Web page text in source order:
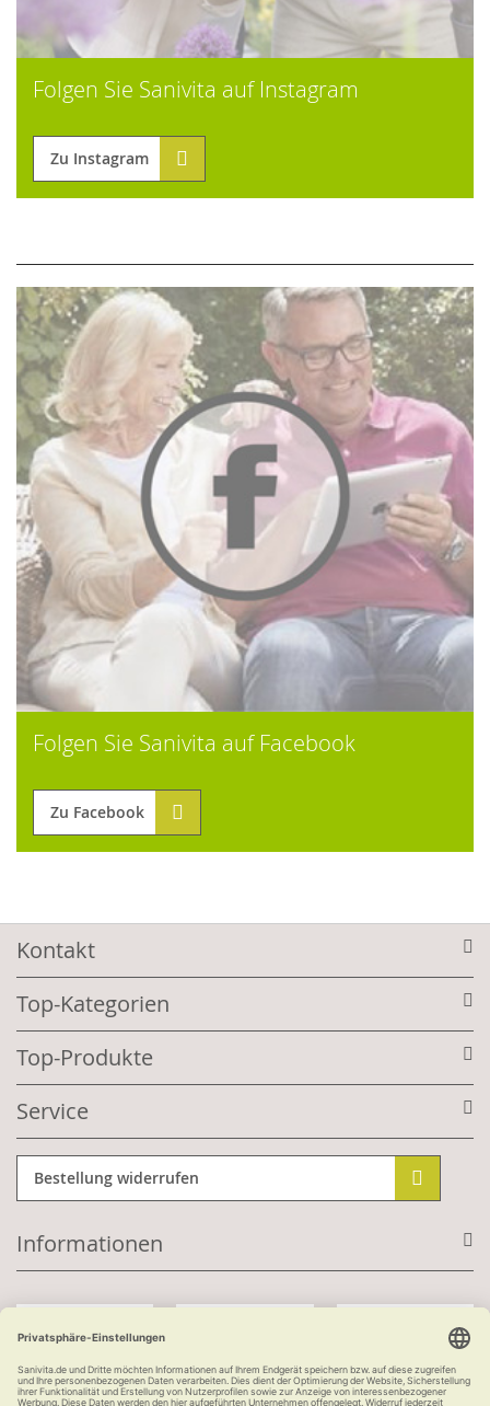
Folgen Sie Sanivita auf Instagram
Zu Instagram
Folgen Sie Sanivita auf Facebook
Zu Facebook
Kontakt
Top-Kategorien
Top-Produkte
Service
Bestellung widerrufen
Informationen